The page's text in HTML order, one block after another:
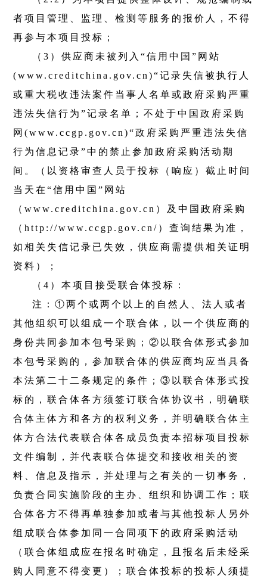
者项目管理、监理、检测等服务的报价人，不得
再参与本项目投标；
（3 ）供应商未被列入“信用中国”网站
(www.creditchina.gov.cn)“记录失信被执行人
或重大税收违法案件当事人名单或政府采购严重
违法失信行为”记录名单；不处于中国政府采购
网(www.ccgp.gov.cn)“政府采购严重违法失信
行为信息记录”中的禁止参加政府采购活动期
间。（以资格审查人员于投标（响应）截止时间
当天在“信用中国”网站
（www.creditchina.gov.cn ）及中国政府采购
（http://www.ccgp.gov.cn/ ）查询结果为准，
如相关失信记录已失效，供应商需提供相关证明
资料）；
（4 ）本项目接受联合体投标：
注：①两个或两个以上的自然人、法人或者
其他组织可以组成一个联合体，以一个供应商的
身份共同参加本包号采购；②以联合体形式参加
本包号采购的，参加联合体的供应商均应当具备
本法第二十二条规定的条件；③以联合体形式投
标的，联合体各方须签订联合体协议书，明确联
合体主体方和各方的权利义务，并明确联合体主
体方合法代表联合体各成员负责本招标项目投标
文件编制，并代表联合体提交和接收相关的资
料、信息及指示，并处理与之有关的一切事务，
负责合同实施阶段的主办、组织和协调工作；联
合体各方不得再单独参加或者与其他投标人另外
组成联合体参加同一合同项下的政府采购活动
（联合体组成应在报名时确定，且报名后未经采
购人同意不得变更）；联合体投标的投标人须提